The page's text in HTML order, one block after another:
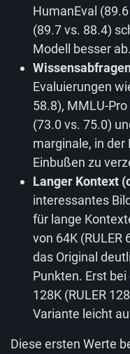
HumanEval
(89.7 vs. 88.4)
Modell besser ab.
Evaluierungen
58.8), MMLU-
(73.0 vs. 75.0)
marginale, in der
Einbußen zu
Langer Kontext
interessantes
für lange
von 64K (RULER
das Original
Punkten. Erst
128K (RULER
Variante leicht
Diese ersten Werte